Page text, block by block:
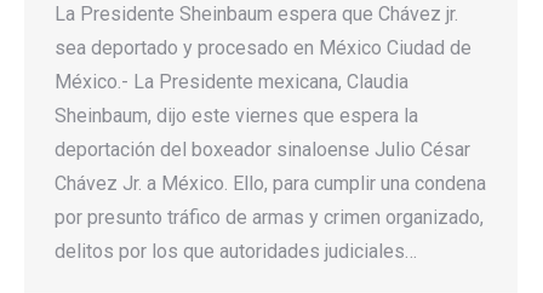
La Presidente Sheinbaum espera que Chávez jr.
sea deportado y procesado en México Ciudad de
México.- La Presidente mexicana, Claudia
Sheinbaum, dijo este viernes que espera la
deportación del boxeador sinaloense Julio César
Chávez Jr. a México. Ello, para cumplir una condena
por presunto tráfico de armas y crimen organizado,
delitos por los que autoridades judiciales…